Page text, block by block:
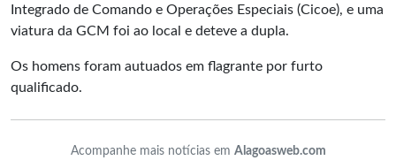
Integrado de Comando e Operações Especiais (Cicoe), e uma
viatura da GCM foi ao local e deteve a dupla.
Os homens foram autuados em flagrante por furto
qualificado.
Acompanhe mais notícias em Alagoasweb.com